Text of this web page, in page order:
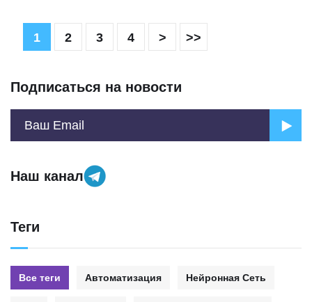
1 2 3 4 > >>
Подписаться на новости
Наш канал
Теги
Все теги Автоматизация Нейронная Сеть